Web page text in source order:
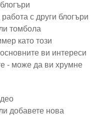
с други блогъри
томбола
като този
ви интереси
- може да ви хрумне
добавете нова